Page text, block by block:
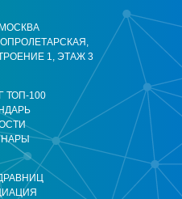
ТОП-100
МОСКВА
1, ЭТАЖ 3